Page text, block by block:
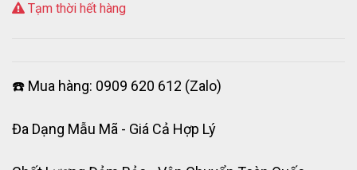
Tạm thời hết hàng
☎️ Mua hàng: 0909 620 612 (Zalo)
Đa Dạng Mẫu Mã - Giá Cả Hợp Lý